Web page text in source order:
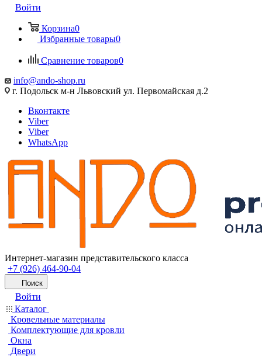
Войти
Корзина0
Избранные товары0
Сравнение товаров0
info@ando-shop.ru
г. Подольск м-н Львовский ул. Первомайская д.2
Вконтакте
Viber
Viber
WhatsApp
Интернет-магазин представительского класса
+7 (926) 464-90-04
Поиск
Войти
Каталог
Кровельные материалы
Комплектующие для кровли
Окна
Двери